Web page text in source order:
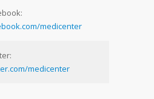
medicenter
medicenter